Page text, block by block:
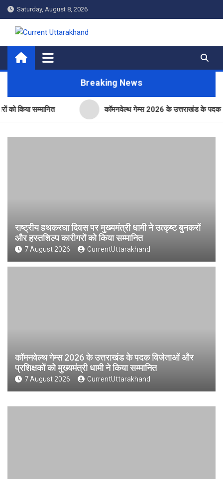
Skip
to
content
Saturday, August 8, 2026
Current Uttarakhand
Breaking News
सम्मानित कॉमनवेल्थ गेम्स 2026 के उत्तराखंड के पदक विजेताओं
राष्ट्रीय हथकरघा दिवस पर मुख्यमंत्री धामी ने उत्कृष्ट बुनकरों
और हस्तशिल्प कारीगरों को किया सम्मानित
7 August 2026 CurrentUttarakhand
कॉमनवेल्थ गेम्स 2026 के उत्तराखंड के पदक विजेताओं और
प्रशिक्षकों को मुख्यमंत्री धामी ने किया सम्मानित
7 August 2026 CurrentUttarakhand